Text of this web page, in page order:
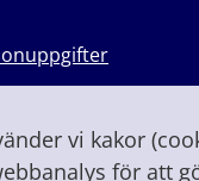
vi kakor
för att
relation?